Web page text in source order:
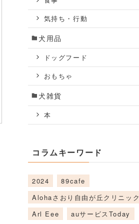
気持ち・行動
犬用品
ドッグフード
おもちゃ
犬雑貨
本
コラムキーワード
2024
89cafe
Alohaさおり自由が丘クリニック
Arl Eee
auサービスToday